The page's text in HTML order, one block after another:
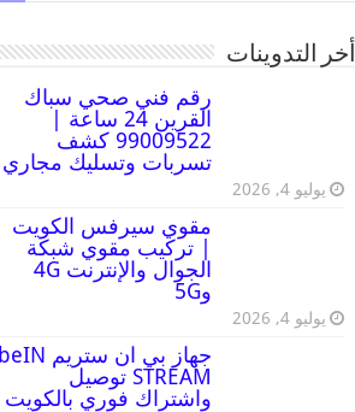
أخر التدوينات
رقم فني صحي سباك
القرين 24 ساعة |
99009522 كشف
تسربات وتسليك مجاري
يوليو 4, 2026
مقوي سيرفس الكويت
| تركيب مقوي شبكة
الجوال والإنترنت 4G
و5G
يوليو 4, 2026
جهاز بي ان ستريم beIN
STREAM توصيل
واشتراك فوري بالكويت